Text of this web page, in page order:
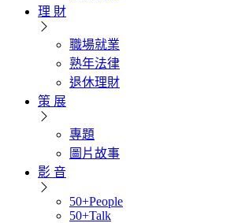
理 財
職場就業
熟年法律
退休理財
策 展
專題
圖片故事
影 音
50+People
50+Talk